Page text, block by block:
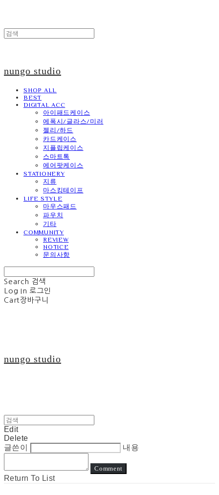
nungo studio
SHOP ALL
BEST
DIGITAL ACC
아이패드케이스
에폭시/글라스/미러
젤리/하드
카드케이스
지플립케이스
스마트톡
에어팟케이스
STATIONERY
지류
마스킹테이프
LIFE STYLE
마우스패드
파우치
기타
COMMUNITY
REVIEW
NOTICE
문의사항
Search 검색
Log In 로그인
Cart장바구니
nungo studio
Edit
Delete
글쓴이
내용
Comment
Return To List